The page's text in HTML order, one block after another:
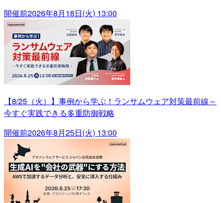
開催前2026年8月18日(火) 13:00
【8/25（火）】事例から学ぶ！ランサムウェア対策最前線～
今すぐ実践できる多重防御戦略
開催前2026年8月25日(火) 13:00